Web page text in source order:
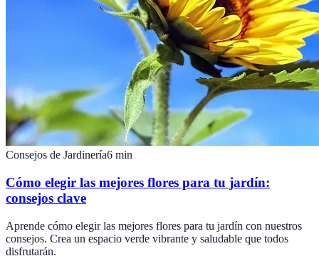
Consejos de Jardinería6 min
Cómo elegir las mejores flores para tu jardín:
consejos clave
Aprende cómo elegir las mejores flores para tu jardín con nuestros
consejos. Crea un espacio verde vibrante y saludable que todos
disfrutarán.